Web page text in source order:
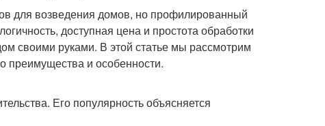
для возведения домов, но профилированный
доступная цена и простота обработки
своими руками. В этой статье мы рассмотрим
преимущества и особенности.
Его популярность объясняется